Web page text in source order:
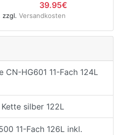
39.95€
zzgl. Versandkosten
CN-HG601 11-Fach 124L
silber 122L
11-Fach 126L inkl.